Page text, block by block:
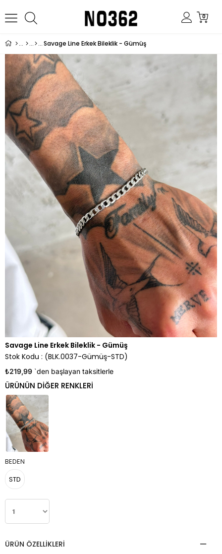
0
Savage Line Erkek Bileklik - Gümüş
Savage Line Erkek Bileklik - Gümüş
Stok Kodu
(BLK.0037-Gümüş-STD)
₺219,99 `den başlayan taksitlerle
BEDEN
STD
ÜRÜN ÖZELLIKLERI